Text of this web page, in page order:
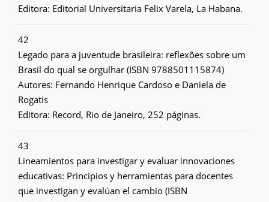
Editora: Editorial Universitaria Felix Varela, La Habana.
42
Legado para a juventude brasileira: reflexões sobre um
Brasil do qual se orgulhar (ISBN 9788501115874)
Autores: Fernando Henrique Cardoso e Daniela de
Rogatis
Editora: Record, Rio de Janeiro, 252 páginas.
43
Lineamientos para investigar y evaluar innovaciones
educativas: Principios y herramientas para docentes
que investigan y evalúan el cambio (ISBN